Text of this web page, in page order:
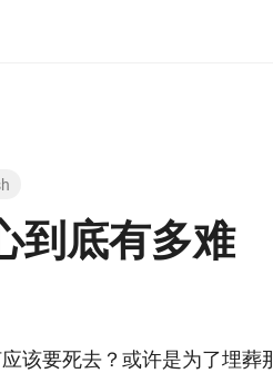
到底有多难
该要死去？或许是为了埋葬